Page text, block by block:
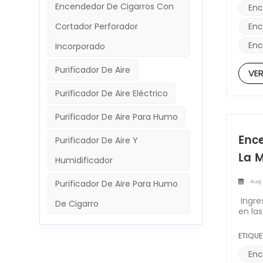
La
capa
una
3,9
La
Aug
en
Encendedor De Cigarros Con
Cortador Perforador
Incorporado
Purificador De Aire
Purificador De Aire Eléctrico
Purificador De Aire Para Humo
Purificador De Aire Y
Humidificador
Purificador De Aire Para Humo
De Cigarro